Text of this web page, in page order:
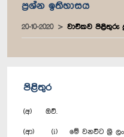
ප්‍රශ්න ඉතිහාසය
20-10-2020 වාචිකව පිළිතුරු
පිළිතුර
(අ) ඔව්.
(ආ) (i) මේ වනවිට ශ්‍රී